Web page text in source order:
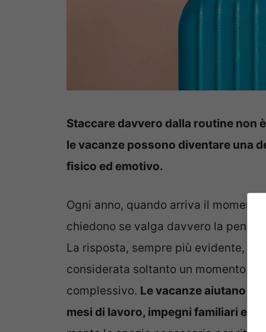
Staccare davvero dalla routine non
le vacanze possono diventare una
fisico ed emotivo.
Ogni anno, quando arriva il
chiedono se valga davvero la pena
La risposta, sempre più evidente, è
considerata soltanto un momento di
complessivo. Le vacanze aiutano a
mesi di lavoro, impegni familiari e